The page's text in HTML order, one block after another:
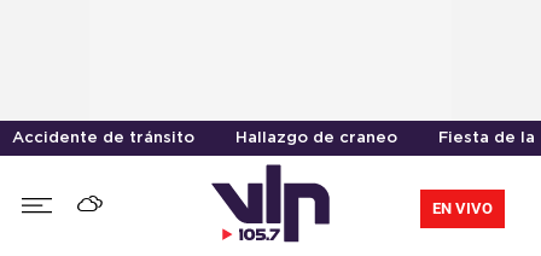
Accidente de tránsito Hallazgo de craneo Fiesta de la
EN VIVO